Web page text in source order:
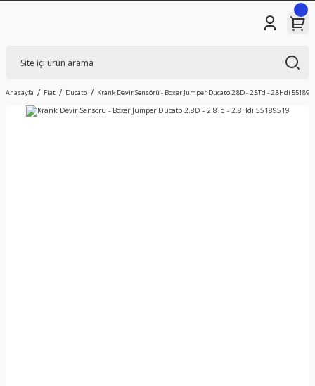
Anasayfa Fiat Ducato Krank Devir Sensörü - Boxer Jumper Ducato 2.8D - 2.8Td - 2.8Hdi